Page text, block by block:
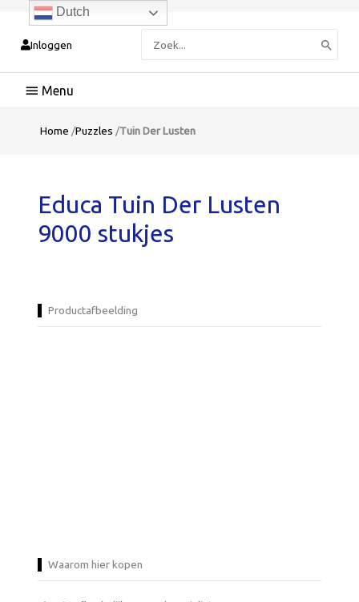
Inloggen
naar:
Hoofdmenu
Home /Puzzles /Tuin Der Lusten
Educa Tuin Der Lusten
9000 stukjes
Productafbeelding
Waarom hier kopen
Dutch